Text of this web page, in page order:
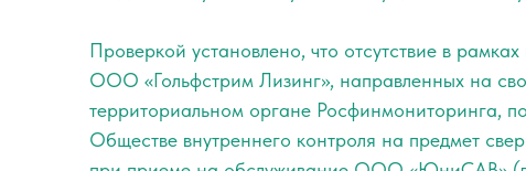
Проверкой установлено, что отсутствие в
ООО «Гольфстрим Лизинг», направленных на
территориальном органе Росфинмониторинга,
Обществе внутреннего контроля на предмет